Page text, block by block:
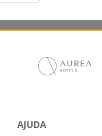
AJUDA